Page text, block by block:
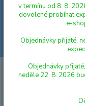
PRO NEJMENŠÍ
JÍDELNÍ
v termínu od 8. 8.
dovolené probíhat
e-
Objednávky přijaté,
Objednávky
neděle 22. 8. 2026